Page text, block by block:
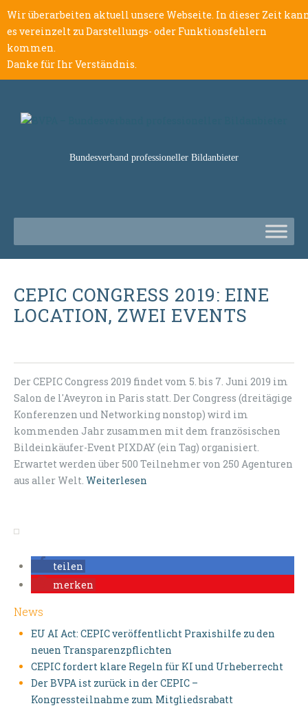
Wir überarbeiten aktuell unsere Webseite. In dieser Zeit
es vereinzelt zu Darstellungs- oder Funktionsfehlern
kommen.
Danke für Ihr Verständnis.
Bundesverband professioneller Bildanbieter
CEPIC CONGRESS 2019: EINE
LOCATION, ZWEI EVENTS
Der CEPIC Congress 2019 findet vom 5. bis 7. Juni 2019 im
Salon de l'Aveyron in Paris statt. Der Congress (dreitägige
Konferenzen und Networking nonstop) wird im
kommenden Jahr zusammen mit dem französischen
Bildeinkäufer-Event PIXDAY (ein Tag) organisiert.
Erwartet werden über 500 Teilnehmer von 250 Agenturen
aus aller Welt. Weiterlesen
teilen
merken
News
EU AI Act: CEPIC veröffentlicht Praxishilfe zu den
neuen Transparenzpflichten
CEPIC fordert klare Regeln für KI und Urheberrecht
Der BVPA ist zurück in der CEPIC –
Kongressteilnahme zum Mitgliedsrabatt